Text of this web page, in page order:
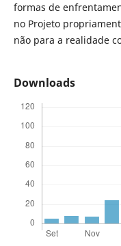
formas de
no Projeto
não para a realidade
Downloads